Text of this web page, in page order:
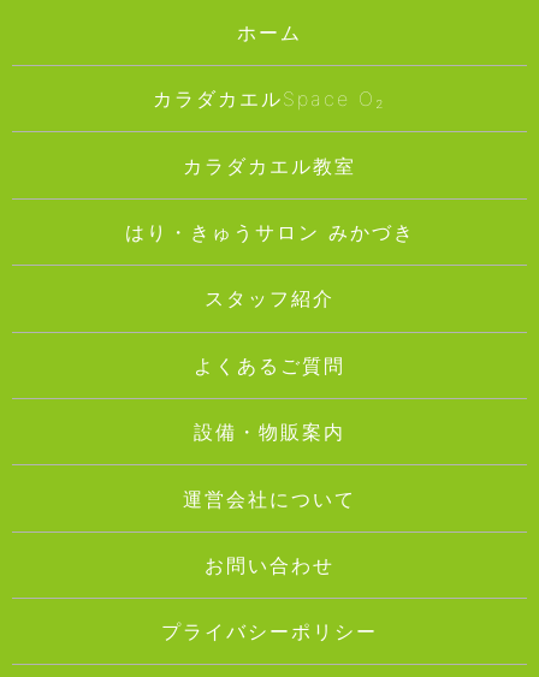
ホーム
カラダカエルSpace O₂
カラダカエル教室
はり・きゅうサロン みかづき
スタッフ紹介
よくあるご質問
設備・物販案内
運営会社について
お問い合わせ
プライバシーポリシー